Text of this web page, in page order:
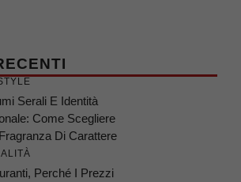
Serali E Identità
Come Scegliere
Di Carattere
Perché I Prezzi